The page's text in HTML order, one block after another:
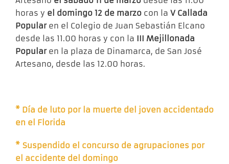
horas y el domingo 12 de marzo con la V Callada
Popularen el Colegio de Juan Sebastián Elcano
desde las 11.00 horas y con la III Mejillonada
Popularen la plaza de Dinamarca, de San José
Artesano, desde las 12.00 horas.
* Día de luto por la muerte del joven accidentado
en el Florida
* Suspendido el concurso de agrupaciones por
el accidente del domingo